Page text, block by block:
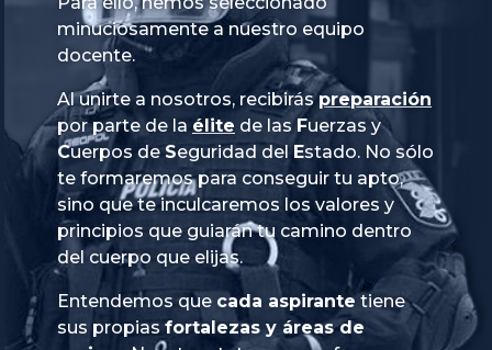
minuciosamente a nuestro equipo
docente.
Al unirte a nosotros, recibiráspreparación
por parte de la élite de las Fuerzas y
Cuerpos de Seguridad del Estado. No sólo
te formaremos para conseguir tu apto,
sino que te inculcaremos los valores y
principios que guiarán tu camino dentro
del cuerpo que elijas.
Entendemos que cada aspirante tiene
sus propias fortalezas y áreas de